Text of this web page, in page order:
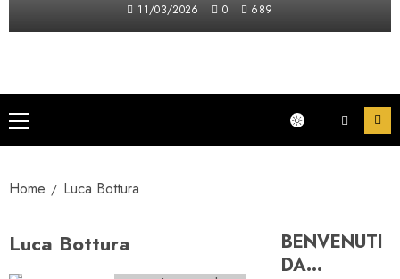
11/03/2026 0 689
Menu
principale
Home Luca Bottura
Luca Bottura
BENVENUTI
DA…